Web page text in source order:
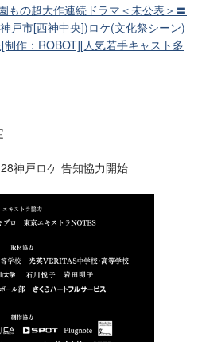
の超大作連続ドラマ＜未公表＞〓
戸市[西神中央])ロケ(文化祭シーン)
作：ROBOT][人気若手キャスト多
神戸ロケ 告知協力開始